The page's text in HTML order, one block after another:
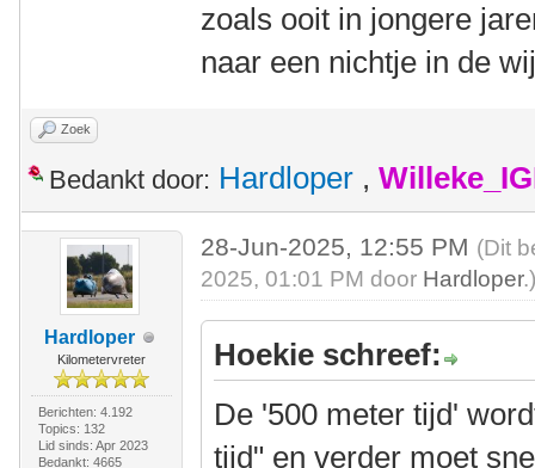
zoals ooit in jongere
naar een nichtje in de
Zoek
Bedankt door: Hardloper ,
Hardloper
Kilometervreter
Berichten: 4.192
Topics: 132
Lid sinds: Apr 2023
Bedankt: 4665
28-Jun-2025, 12:55 PM (Dit
2025, 01:01 PM door Hardloper
Hoekie schreef:
De '500 meter tijd'
tijd" en verder moet